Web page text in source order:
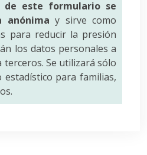
este formulario se
y sirve como
para reducir la presión
los datos personales a
Se utilizará sólo
para familias,